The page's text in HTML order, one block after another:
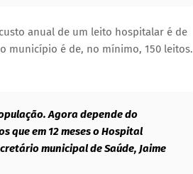
anual de um leito hospitalar é de
município é de, no mínimo, 150 leitos.
Agora depende do
em 12 meses o Hospital
municipal de Saúde, Jaime